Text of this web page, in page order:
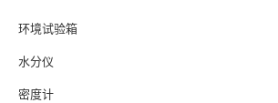
环境试验箱
水分仪
密度计